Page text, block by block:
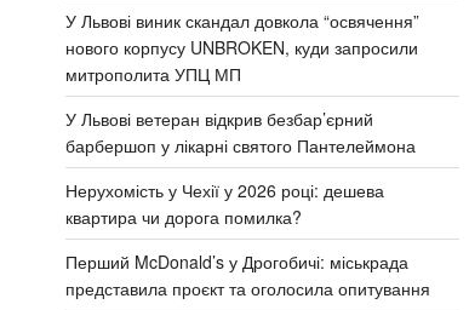
У Львові виник скандал довкола “освячення”
нового корпусу UNBROKEN, куди запросили
митрополита УПЦ МП
У Львові ветеран відкрив безбар’єрний
барбершоп у лікарні святого Пантелеймона
Нерухомість у Чехії у 2026 році: дешева
квартира чи дорога помилка?
Перший McDonald’s у Дрогобичі: міськрада
представила проєкт та оголосила опитування